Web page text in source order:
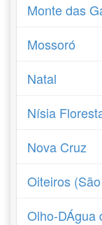
Monte das
Mossoró
Natal
Nísia
Nova Cruz
Oiteiros
Olho-DÁgua